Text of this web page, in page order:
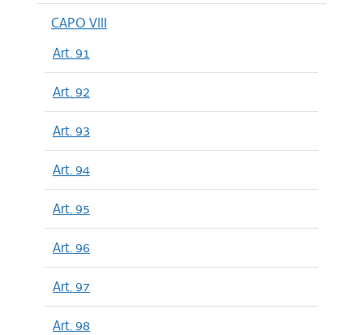
CAPO VIII
Art. 91
Art. 92
Art. 93
Art. 94
Art. 95
Art. 96
Art. 97
Art. 98